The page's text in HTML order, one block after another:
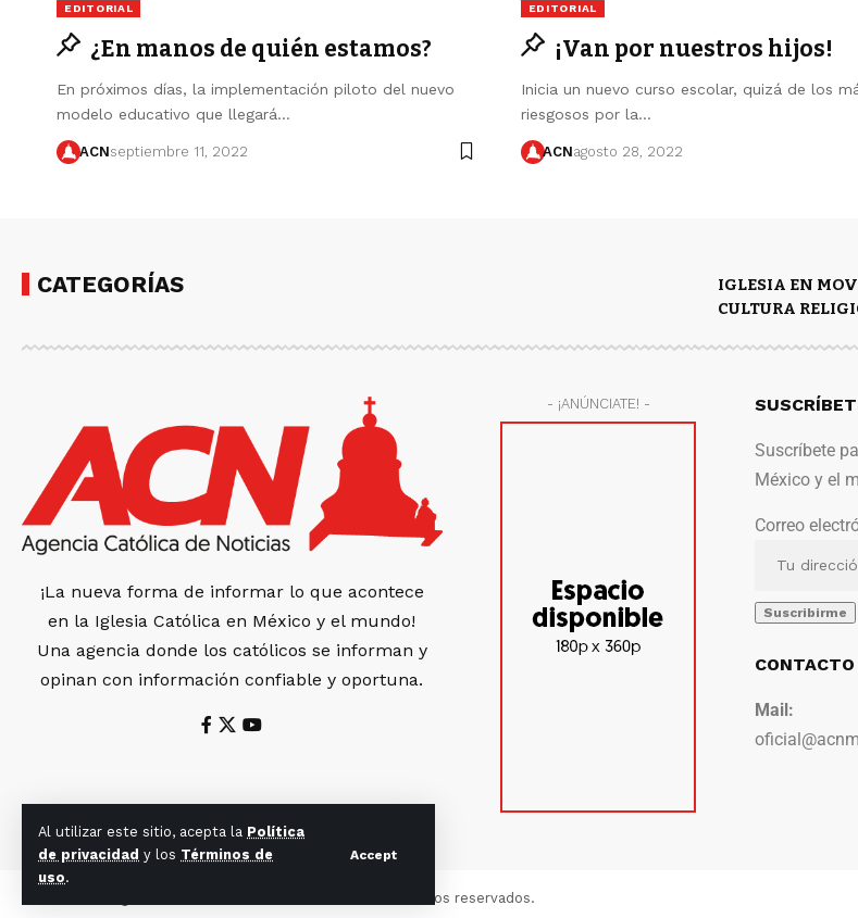
Al utilizar este sitio, acepta la Política
de privacidad y los Términos de
uso.
Accept
EDITORIAL
¿En manos de quién estamos?
En próximos días, la implementación piloto del nuevo
modelo educativo que llegará…
ACNseptiembre 11, 2022
EDITORIAL
¡Van por nuestros hijos!
Inicia un nuevo curso escolar, quizá de los
riesgosos por la…
ACNagosto 28, 2022
CATEGORÍAS IGLESIA EN
CULTURA
¡La nueva forma de informar lo que acontece
en la Iglesia Católica en México y el mundo!
Una agencia donde los católicos se informan y
opinan con información confiable y oportuna.
- ¡ANÚNCIATE! -
Suscríbete
México y el
Correo
CONTACTO
Mail:
© 2022 Agencia Católica de Noticias. Todos los derechos reservados.